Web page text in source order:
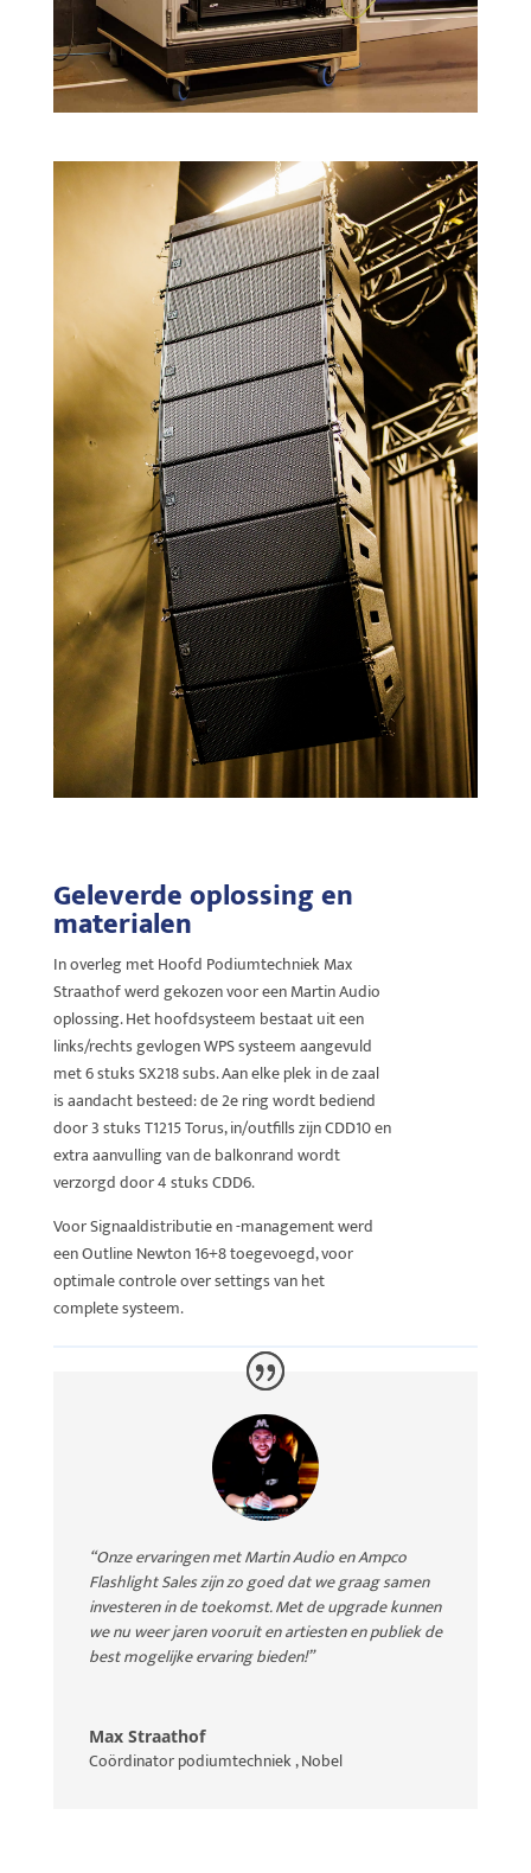
Geleverde oplossing en
materialen
In overleg met Hoofd Podiumtechniek Max
Straathof werd gekozen voor een Martin Audio
oplossing. Het hoofdsysteem bestaat uit een
links/rechts gevlogen WPS systeem aangevuld
met 6 stuks SX218 subs. Aan elke plek in de zaal
is aandacht besteed: de 2e ring wordt bediend
door 3 stuks T1215 Torus, in/outfills zijn CDD10 en
extra aanvulling van de balkonrand wordt
verzorgd door 4 stuks CDD6.
Voor Signaaldistributie en -management werd
een Outline Newton 16+8 toegevoegd, voor
optimale controle over settings van het
complete systeem.
“Onze ervaringen met Martin Audio en Ampco
Flashlight Sales zijn zo goed dat we graag samen
investeren in de toekomst. Met de upgrade kunnen
we nu weer jaren vooruit en artiesten en publiek de
best mogelijke ervaring bieden!”
Max Straathof
Coördinator podiumtechniek,Nobel